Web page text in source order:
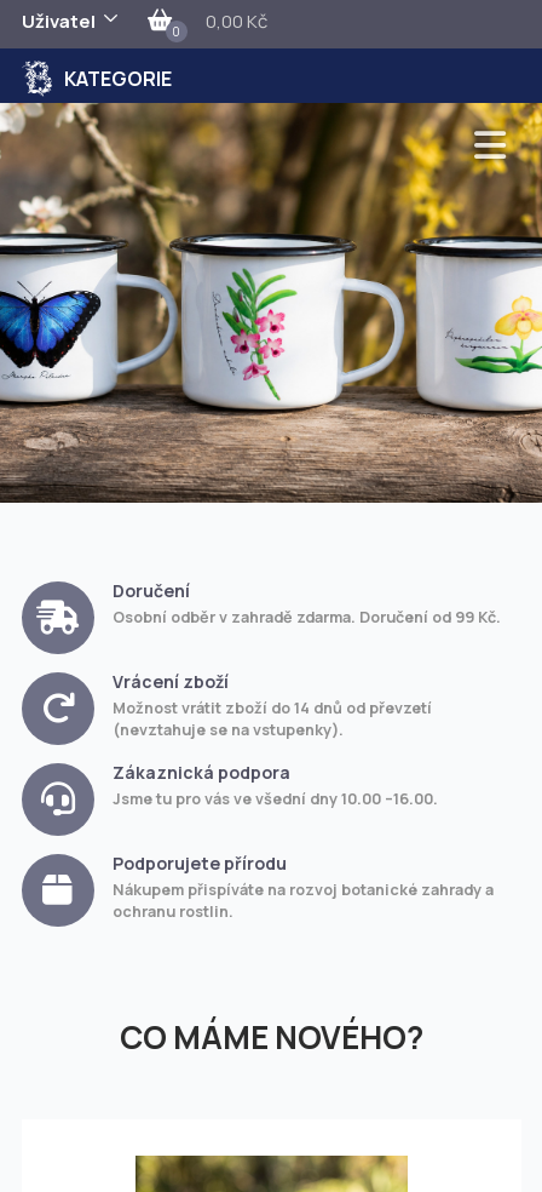
Uživatel 0 0,00 Kč
KATEGORIE
Doručení
Osobní odběr v zahradě zdarma. Doručení od 99 Kč.
Vrácení zboží
Možnost vrátit zboží do 14 dnů od převzetí
(nevztahuje se na vstupenky).
Zákaznická podpora
Jsme tu pro vás ve všední dny 10.00 –16.00.
Podporujete přírodu
Nákupem přispíváte na rozvoj botanické zahrady a
ochranu rostlin.
CO MÁME NOVÉHO?